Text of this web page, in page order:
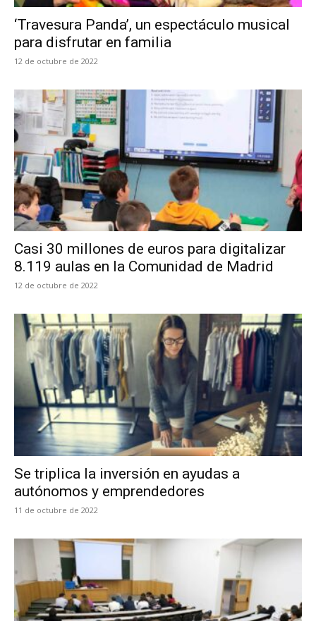
‘Travesura Panda’, un espectáculo musical
para disfrutar en familia
12 de octubre de 2022
Casi 30 millones de euros para digitalizar
8.119 aulas en la Comunidad de Madrid
12 de octubre de 2022
Se triplica la inversión en ayudas a
autónomos y emprendedores
11 de octubre de 2022